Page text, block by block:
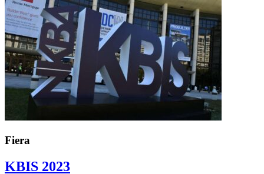
Fiera
KBIS 2023